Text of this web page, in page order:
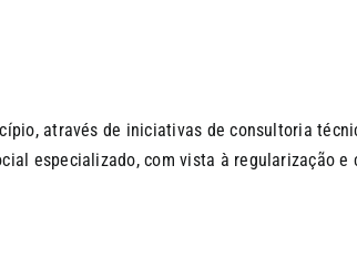
através de iniciativas de consultoria
especializado, com vista à regularização e